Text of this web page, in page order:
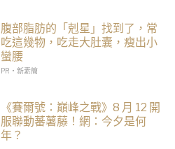
腹部脂肪的「剋星」找到了，常
吃這幾物，吃走大肚囊，瘦出小
蠻腰
PR・新素簡
《賽爾號：巔峰之戰》8 月 12 開
服聯動蕃薯藤！網：今夕是何
年？